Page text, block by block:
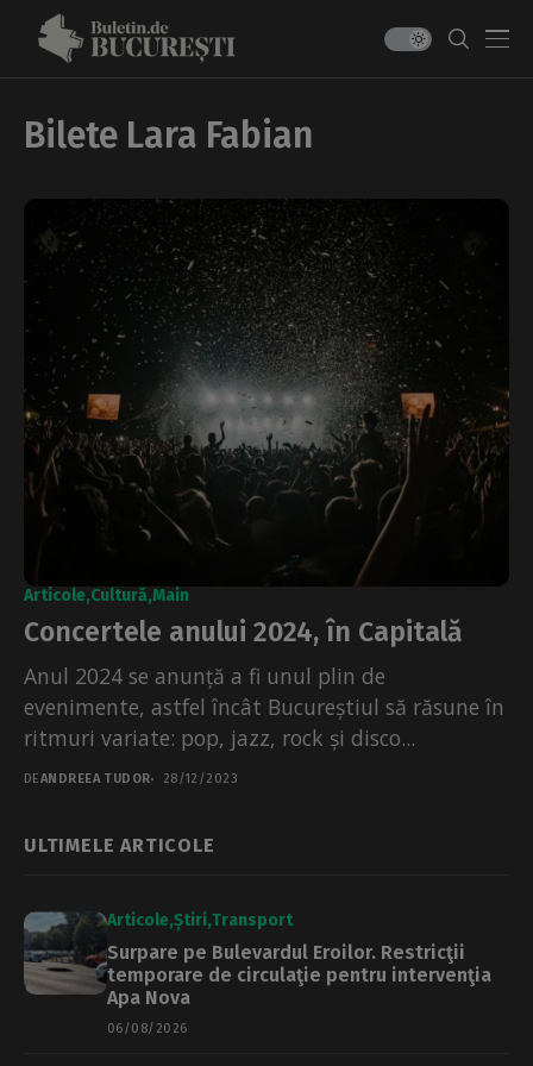
Bilete Lara Fabian
Articole Cultură Main
Concertele anului 2024, în Capitală
Anul 2024 se anunță a fi unul plin de
evenimente, astfel încât Bucureștiul să răsune în
ritmuri variate: pop, jazz, rock și disco...
DEANDREEA TUDOR 28/12/2023
ULTIMELE ARTICOLE
Articole Știri Transport
Surpare pe Bulevardul Eroilor. Restricţii
temporare de circulaţie pentru intervenţia
Apa Nova
06/08/2026